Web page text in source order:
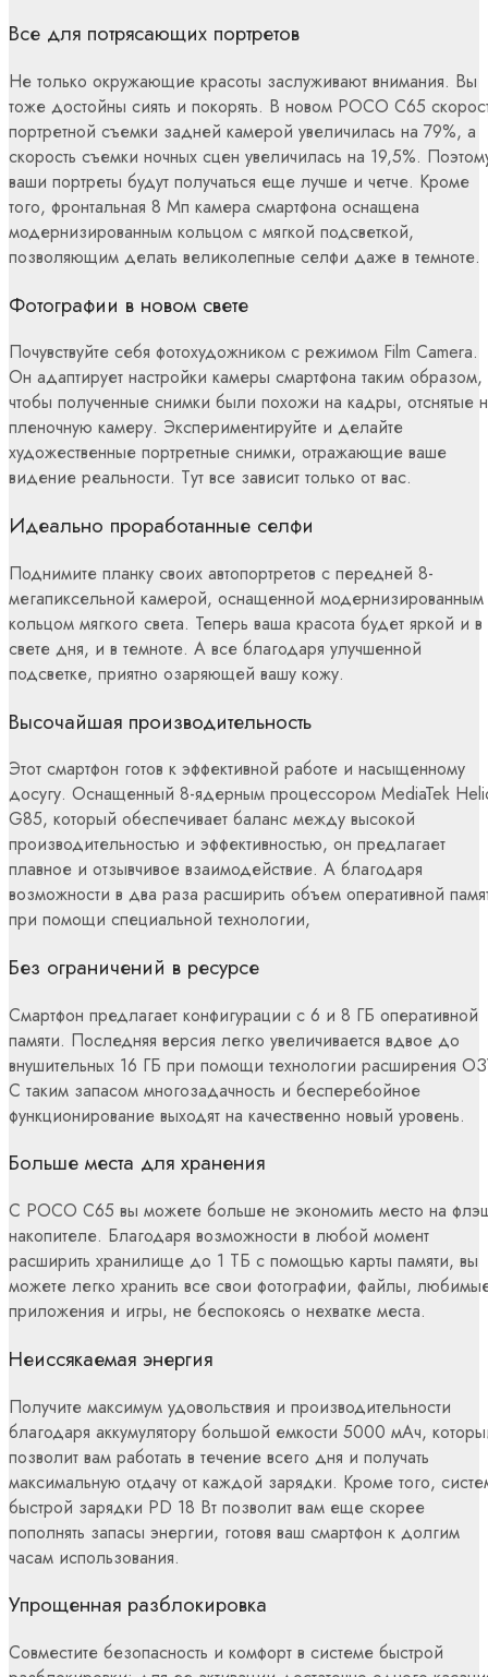
Все для потрясающих портретов
Не только окружающие красоты заслуживают внимания. Вы
тоже достойны сиять и покорять. В новом POCO C65
портретной съемки задней камерой увеличилась на 79%, а
скорость съемки ночных сцен увеличилась на 19,5%.
ваши портреты будут получаться еще лучше и четче. Кроме
того, фронтальная 8 Мп камера смартфона оснащена
модернизированным кольцом с мягкой подсветкой,
позволяющим делать великолепные селфи даже в темноте.
Фотографии в новом свете
Почувствуйте себя фотохудожником с режимом Film Camera.
Он адаптирует настройки камеры смартфона таким образом,
чтобы полученные снимки были похожи на кадры, отснятые
пленочную камеру. Экспериментируйте и делайте
художественные портретные снимки, отражающие ваше
видение реальности. Тут все зависит только от вас.
Идеально проработанные селфи
Поднимите планку своих автопортретов с передней 8-
мегапиксельной камерой, оснащенной модернизированным
кольцом мягкого света. Теперь ваша красота будет яркой и в
свете дня, и в темноте. А все благодаря улучшенной
подсветке, приятно озаряющей вашу кожу.
Высочайшая производительность
Этот смартфон готов к эффективной работе и насыщенному
досугу. Оснащенный 8-ядерным процессором MediaTek
G85, который обеспечивает баланс между высокой
производительностью и эффективностью, он предлагает
плавное и отзывчивое взаимодействие. А благодаря
возможности в два раза расширить объем оперативной
при помощи специальной технологии,
Без ограничений в ресурсе
Смартфон предлагает конфигурации с 6 и 8 ГБ оперативной
памяти. Последняя версия легко увеличивается вдвое до
внушительных 16 ГБ при помощи технологии расширения
С таким запасом многозадачность и бесперебойное
функционирование выходят на качественно новый уровень.
Больше места для хранения
С POCO C65 вы можете больше не экономить место на
накопителе. Благодаря возможности в любой момент
расширить хранилище до 1 ТБ с помощью карты памяти, вы
можете легко хранить все свои фотографии, файлы,
приложения и игры, не беспокоясь о нехватке места.
Неиссякаемая энергия
Получите максимум удовольствия и производительности
благодаря аккумулятору большой емкости 5000 мАч,
позволит вам работать в течение всего дня и получать
максимальную отдачу от каждой зарядки. Кроме того,
быстрой зарядки PD 18 Вт позволит вам еще скорее
пополнять запасы энергии, готовя ваш смартфон к долгим
часам использования.
Упрощенная разблокировка
Совместите безопасность и комфорт в системе быстрой